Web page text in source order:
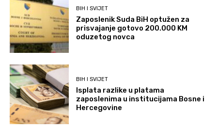
BIH I SVIJET
Zaposlenik Suda BiH optužen za
prisvajanje gotovo 200.000 KM
oduzetog novca
BIH I SVIJET
Isplata razlike u platama
zaposlenima u institucijama Bosne i
Hercegovine